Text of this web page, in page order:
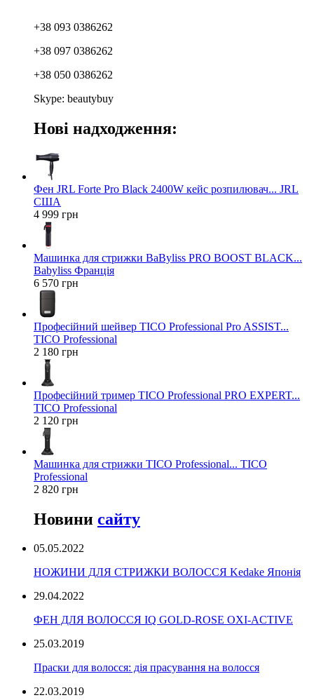
+38 093 0386262
+38 097 0386262
+38 050 0386262
Skype: beautybuy
Нові надходження:
Фен JRL Forte Pro Black 2400W кейс розпилювач... JRL
США
4 999 грн
Машинка для стрижки BaByliss PRO BOOST BLACK...
Babyliss Франція
6 570 грн
Професійний шейвер TICO Professional Pro ASSIST...
TICO Professional
2 180 грн
Професійний тример TICO Professional PRO EXPERT...
TICO Professional
2 120 грн
Машинка для стрижки TICO Professional... TICO
Professional
2 820 грн
Новини сайту
05.05.2022
НОЖИНИ ДЛЯ СТРИЖКИ ВОЛОССЯ Kedake Японія
29.04.2022
ФЕН ДЛЯ ВОЛОССЯ IQ GOLD-ROSE OXI-ACTIVE
25.03.2019
Праски для волосся: дія прасування на волосся
22.03.2019